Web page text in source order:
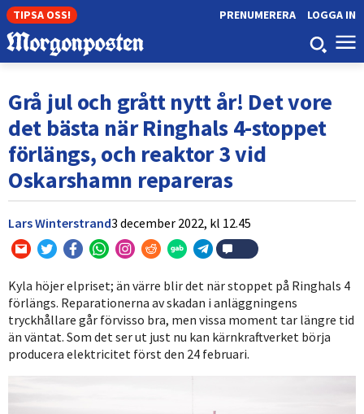
TIPSA OSS! LOGGA IN
PRENUMERERA
Grå jul och grått nytt år! Det vore
det bästa när Ringhals 4-stoppet
förlängs, och reaktor 3 vid
Oskarshamn repareras
Lars Winterstrand3 december 2022, kl 12.45
Kyla höjer elpriset; än värre blir det när stoppet på Ringhals 4
förlängs. Reparationerna av skadan i anläggningens
tryckhållare går förvisso bra, men vissa moment tar längre tid
än väntat. Som det ser ut just nu kan kärnkraftverket börja
producera elektricitet först den 24 februari.